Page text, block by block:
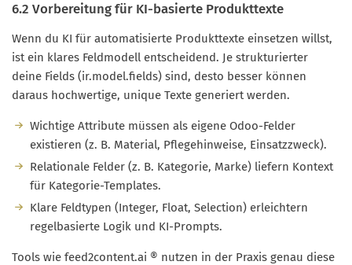
6.2 Vorbereitung für KI-basierte Produkttexte
Wenn du KI für automatisierte Produkttexte einsetzen willst,
ist ein klares Feldmodell entscheidend. Je strukturierter
deine Fields (ir.model.fields) sind, desto besser können
daraus hochwertige, unique Texte generiert werden.
Wichtige Attribute müssen als eigene Odoo-Felder
existieren (z. B. Material, Pflegehinweise, Einsatzzweck).
Relationale Felder (z. B. Kategorie, Marke) liefern Kontext
für Kategorie-Templates.
Klare Feldtypen (Integer, Float, Selection) erleichtern
regelbasierte Logik und KI-Prompts.
Tools wie feed2content.ai ® nutzen in der Praxis genau diese